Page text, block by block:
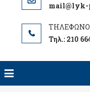
mail@lyk-
Τηλ.: 210